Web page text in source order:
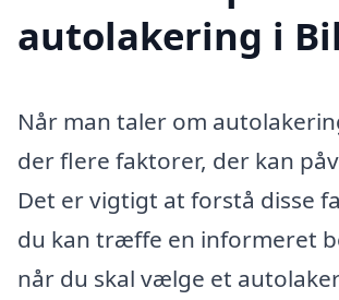
autolakering i
Når man taler om
der flere faktorer, der kan
Det er vigtigt at forstå disse
du kan træffe en informeret
når du skal vælge et